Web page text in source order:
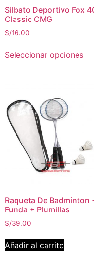
Silbato Deportivo Fox
Classic CMG
S/16.00
Seleccionar opciones
Raqueta De Badminton
Funda + Plumillas
S/39.00
Añadir al carrito